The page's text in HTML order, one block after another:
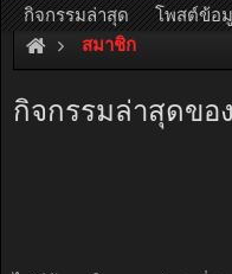
สมาชิก
กิจกรรมล่าสุดขอ
กิจกรรมล่าสุด โพสต์ข้อ